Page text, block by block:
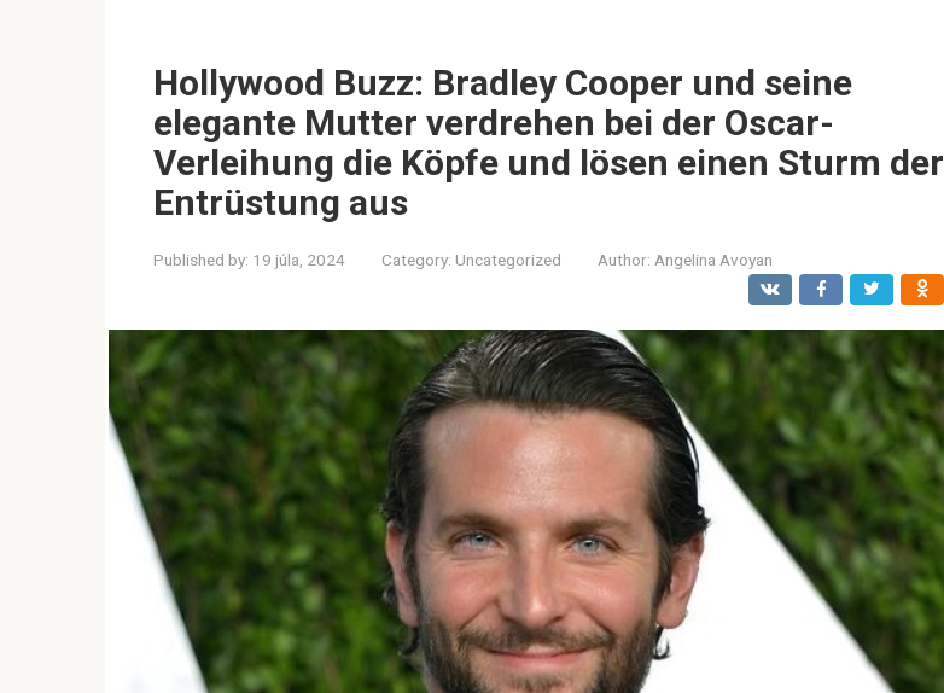
Hollywood Buzz: Bradley Cooper und seine
elegante Mutter verdrehen bei der Oscar-
Verleihung die Köpfe und lösen einen Sturm der
Entrüstung aus
Published by: 19 júla, 2024 Category: Uncategorized Author: Angelina Avoyan